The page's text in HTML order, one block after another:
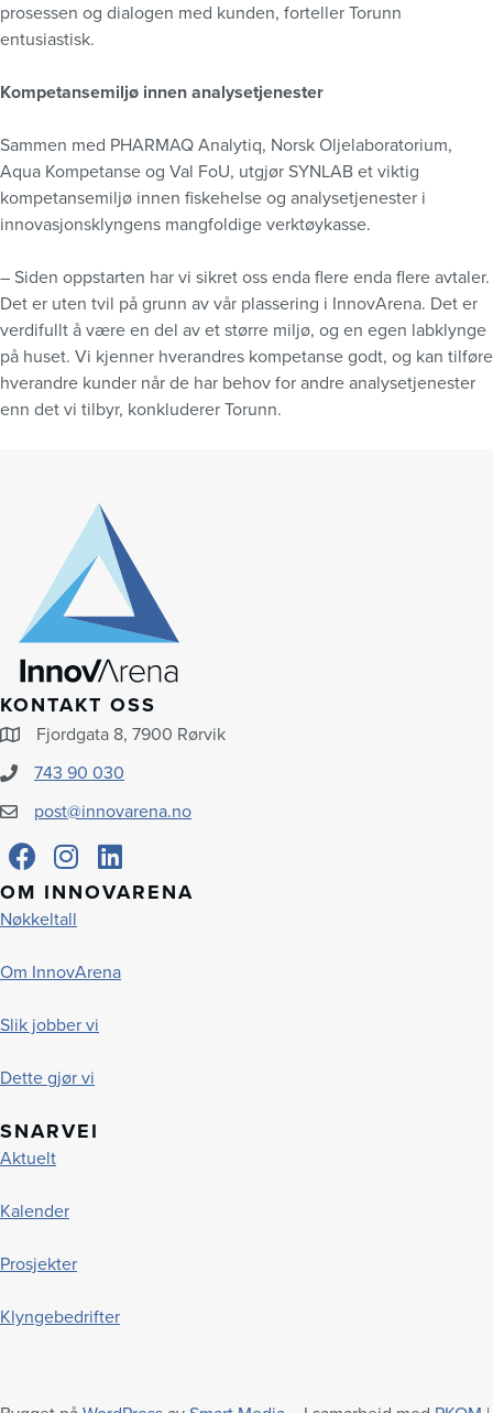
prosessen og dialogen med kunden, forteller Torunn
entusiastisk.
Kompetansemiljø innen analysetjenester
Sammen med PHARMAQ Analytiq, Norsk Oljelaboratorium,
Aqua Kompetanse og Val FoU, utgjør SYNLAB et viktig
kompetansemiljø innen fiskehelse og analysetjenester i
innovasjonsklyngens mangfoldige verktøykasse.
– Siden oppstarten har vi sikret oss enda flere enda flere avtaler.
Det er uten tvil på grunn av vår plassering i InnovArena. Det er
verdifullt å være en del av et større miljø, og en egen labklynge
på huset. Vi kjenner hverandres kompetanse godt, og kan tilføre
hverandre kunder når de har behov for andre analysetjenester
enn det vi tilbyr, konkluderer Torunn.
KONTAKT OSS
Fjordgata 8, 7900 Rørvik
743 90 030
post@innovarena.no
OM INNOVARENA
Nøkkeltall
Om InnovArena
Slik jobber vi
Dette gjør vi
SNARVEI
Aktuelt
Kalender
Prosjekter
Klyngebedrifter